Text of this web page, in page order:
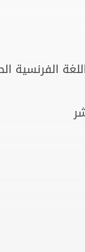
الفرنسية